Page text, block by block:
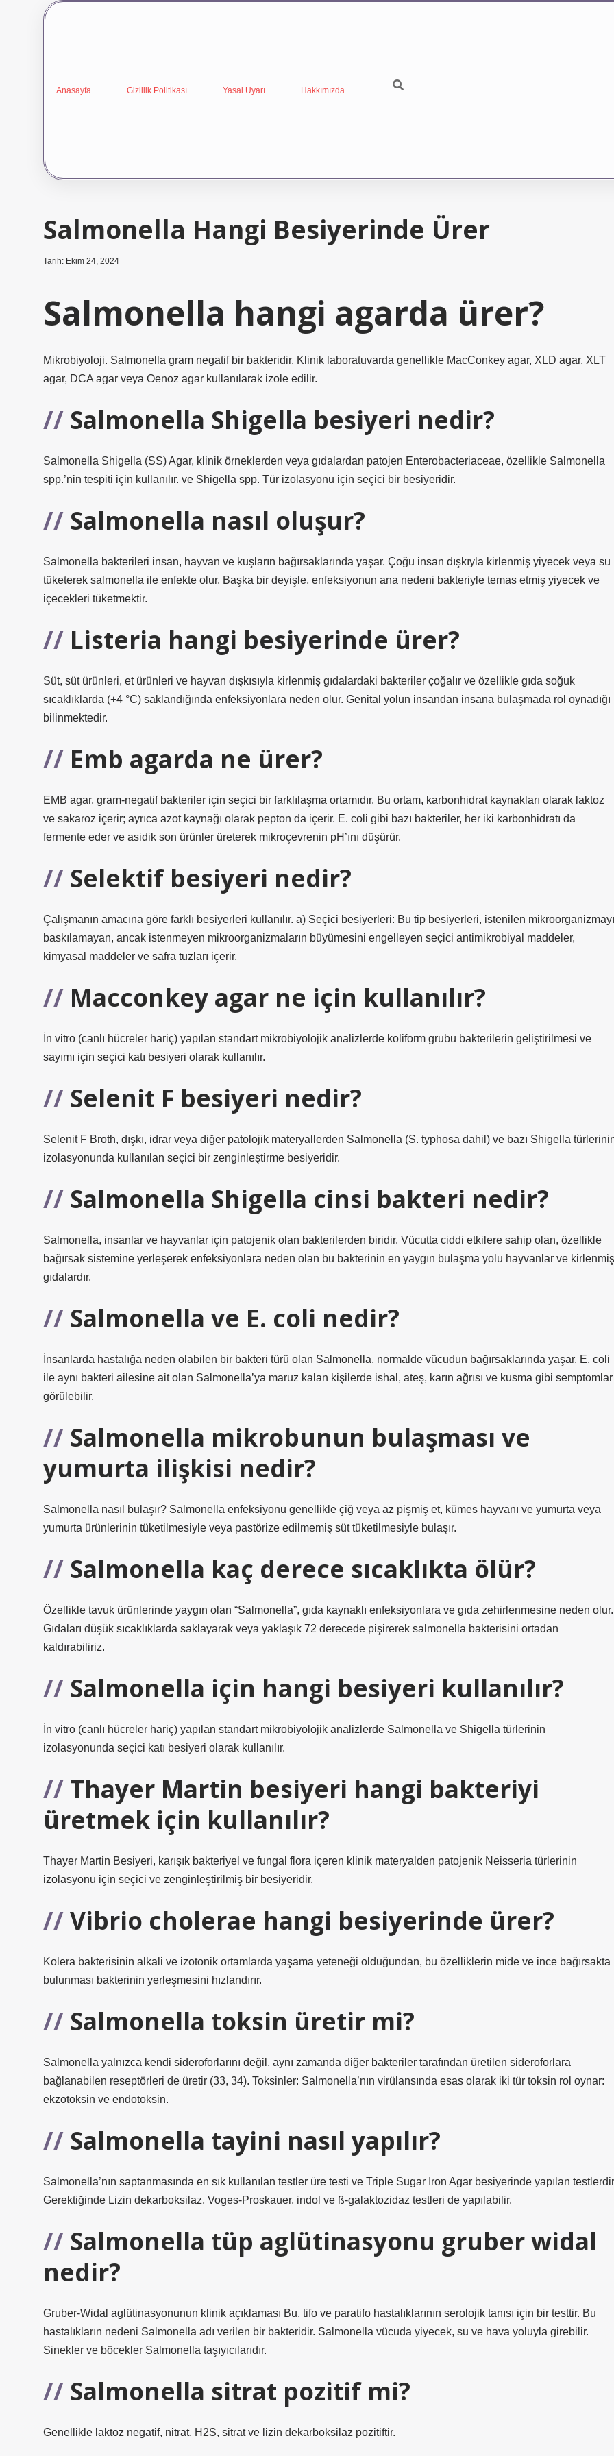
Anasayfa Gizlilik Politikası Yasal Uyarı Hakkımızda
Salmonella Hangi Besiyerinde Ürer
Tarih: Ekim 24, 2024
Salmonella hangi agarda ürer?
Mikrobiyoloji. Salmonella gram negatif bir bakteridir. Klinik laboratuvarda genellikle MacConkey agar, XLD agar, XLT
agar, DCA agar veya Oenoz agar kullanılarak izole edilir.
Salmonella Shigella besiyeri nedir?
Salmonella Shigella (SS) Agar, klinik örneklerden veya gıdalardan patojen Enterobacteriaceae, özellikle Salmonella
spp.’nin tespiti için kullanılır. ve Shigella spp. Tür izolasyonu için seçici bir besiyeridir.
Salmonella nasıl oluşur?
Salmonella bakterileri insan, hayvan ve kuşların bağırsaklarında yaşar. Çoğu insan dışkıyla kirlenmiş yiyecek veya su
tüketerek salmonella ile enfekte olur. Başka bir deyişle, enfeksiyonun ana nedeni bakteriyle temas etmiş yiyecek ve
içecekleri tüketmektir.
Listeria hangi besiyerinde ürer?
Süt, süt ürünleri, et ürünleri ve hayvan dışkısıyla kirlenmiş gıdalardaki bakteriler çoğalır ve özellikle gıda soğuk
sıcaklıklarda (+4 °C) saklandığında enfeksiyonlara neden olur. Genital yolun insandan insana bulaşmada rol oynadığı
bilinmektedir.
Emb agarda ne ürer?
EMB agar, gram-negatif bakteriler için seçici bir farklılaşma ortamıdır. Bu ortam, karbonhidrat kaynakları olarak laktoz
ve sakaroz içerir; ayrıca azot kaynağı olarak pepton da içerir. E. coli gibi bazı bakteriler, her iki karbonhidratı da
fermente eder ve asidik son ürünler üreterek mikroçevrenin pH’ını düşürür.
Selektif besiyeri nedir?
Çalışmanın amacına göre farklı besiyerleri kullanılır. a) Seçici besiyerleri: Bu tip besiyerleri, istenilen mikroorganizmayı
baskılamayan, ancak istenmeyen mikroorganizmaların büyümesini engelleyen seçici antimikrobiyal maddeler,
kimyasal maddeler ve safra tuzları içerir.
Macconkey agar ne için kullanılır?
İn vitro (canlı hücreler hariç) yapılan standart mikrobiyolojik analizlerde koliform grubu bakterilerin geliştirilmesi ve
sayımı için seçici katı besiyeri olarak kullanılır.
Selenit F besiyeri nedir?
Selenit F Broth, dışkı, idrar veya diğer patolojik materyallerden Salmonella (S. typhosa dahil) ve bazı Shigella
izolasyonunda kullanılan seçici bir zenginleştirme besiyeridir.
Salmonella Shigella cinsi bakteri nedir?
Salmonella, insanlar ve hayvanlar için patojenik olan bakterilerden biridir. Vücutta ciddi etkilere sahip olan, özellikle
bağırsak sistemine yerleşerek enfeksiyonlara neden olan bu bakterinin en yaygın bulaşma yolu hayvanlar ve kirlenmiş
gıdalardır.
Salmonella ve E. coli nedir?
İnsanlarda hastalığa neden olabilen bir bakteri türü olan Salmonella, normalde vücudun bağırsaklarında yaşar. E. coli
ile aynı bakteri ailesine ait olan Salmonella’ya maruz kalan kişilerde ishal, ateş, karın ağrısı ve kusma gibi semptomlar
görülebilir.
Salmonella mikrobunun bulaşması ve
yumurta ilişkisi nedir?
Salmonella nasıl bulaşır? Salmonella enfeksiyonu genellikle çiğ veya az pişmiş et, kümes hayvanı ve yumurta veya
yumurta ürünlerinin tüketilmesiyle veya pastörize edilmemiş süt tüketilmesiyle bulaşır.
Salmonella kaç derece sıcaklıkta ölür?
Özellikle tavuk ürünlerinde yaygın olan “Salmonella”, gıda kaynaklı enfeksiyonlara ve gıda zehirlenmesine neden olur.
Gıdaları düşük sıcaklıklarda saklayarak veya yaklaşık 72 derecede pişirerek salmonella bakterisini ortadan
kaldırabiliriz.
Salmonella için hangi besiyeri kullanılır?
İn vitro (canlı hücreler hariç) yapılan standart mikrobiyolojik analizlerde Salmonella ve Shigella türlerinin
izolasyonunda seçici katı besiyeri olarak kullanılır.
Thayer Martin besiyeri hangi bakteriyi
üretmek için kullanılır?
Thayer Martin Besiyeri, karışık bakteriyel ve fungal flora içeren klinik materyalden patojenik Neisseria türlerinin
izolasyonu için seçici ve zenginleştirilmiş bir besiyeridir.
Vibrio cholerae hangi besiyerinde ürer?
Kolera bakterisinin alkali ve izotonik ortamlarda yaşama yeteneği olduğundan, bu özelliklerin mide ve ince bağırsakta
bulunması bakterinin yerleşmesini hızlandırır.
Salmonella toksin üretir mi?
Salmonella yalnızca kendi sideroforlarını değil, aynı zamanda diğer bakteriler tarafından üretilen sideroforlara
bağlanabilen reseptörleri de üretir (33, 34). Toksinler: Salmonella’nın virülansında esas olarak iki tür toksin rol oynar:
ekzotoksin ve endotoksin.
Salmonella tayini nasıl yapılır?
Salmonella’nın saptanmasında en sık kullanılan testler üre testi ve Triple Sugar Iron Agar besiyerinde yapılan
Gerektiğinde Lizin dekarboksilaz, Voges-Proskauer, indol ve ß-galaktozidaz testleri de yapılabilir.
Salmonella tüp aglütinasyonu gruber widal
nedir?
Gruber-Widal aglütinasyonunun klinik açıklaması Bu, tifo ve paratifo hastalıklarının serolojik tanısı için bir testtir. Bu
hastalıkların nedeni Salmonella adı verilen bir bakteridir. Salmonella vücuda yiyecek, su ve hava yoluyla girebilir.
Sinekler ve böcekler Salmonella taşıyıcılarıdır.
Salmonella sitrat pozitif mi?
Genellikle laktoz negatif, nitrat, H2S, sitrat ve lizin dekarboksilaz pozitiftir.